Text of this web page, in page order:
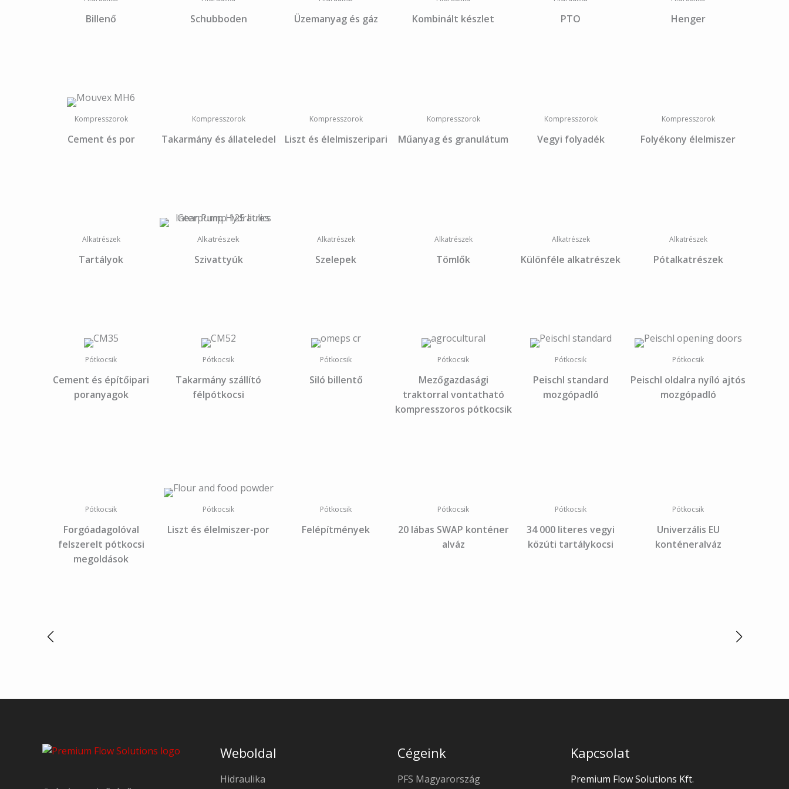
Billenő Schubboden Üzemanyag és gáz Kombinált készlet PTO Henger
Kompresszorok
Cement és por
Kompresszorok
Takarmány és állateledel
Kompresszorok
Liszt és élelmiszeripari
Kompresszorok
Műanyag és granulátum
Kompresszorok
Vegyi folyadék
Kompresszorok
Folyékony élelmiszer
Alkatrészek
Tartályok
Alkatrészek
Szivattyúk
Alkatrészek
Szelepek
Alkatrészek
Tömlők
Alkatrészek
Különféle alkatrészek
Alkatrészek
Pótalkatrészek
Pótkocsik
Cement és építőipari
poranyagok
Pótkocsik
Takarmány szállító
félpótkocsi
Pótkocsik
Siló billentő
Pótkocsik
Mezőgazdasági
traktorral vontatható
kompresszoros pótkocsik
Pótkocsik
Peischl standard
mozgópadló
Pótkocsik
Peischl oldalra nyíló ajtós
mozgópadló
Pótkocsik
Forgóadagolóval
felszerelt pótkocsi
megoldások
Pótkocsik
Liszt és élelmiszer-por
Pótkocsik
Felépítmények
Pótkocsik
20 lábas SWAP konténer
alváz
Pótkocsik
34 000 literes vegyi
közúti tartálykocsi
Pótkocsik
Univerzális EU
konténeralváz
Weboldal
Hidraulika
Cégeink
PFS Magyarország
Kapcsolat
Premium Flow Solutions Kft.